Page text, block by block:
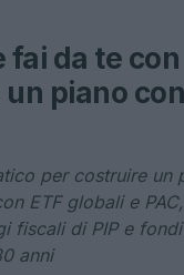
fai da te con
piano con
per costruire un
ETF globali e
fiscali di PIP e
anni